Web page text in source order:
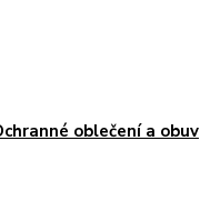
oblečení a obuv